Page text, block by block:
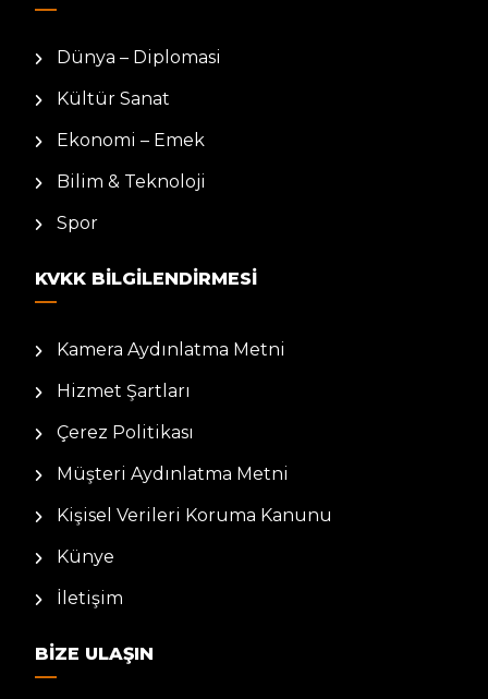
Dünya – Diplomasi
Kültür Sanat
Ekonomi – Emek
Bilim & Teknoloji
Spor
KVKK BILGILENDIRMESI
Kamera Aydınlatma Metni
Hizmet Şartları
Çerez Politikası
Müşteri Aydınlatma Metni
Kişisel Verileri Koruma Kanunu
Künye
İletişim
BIZE ULAŞIN